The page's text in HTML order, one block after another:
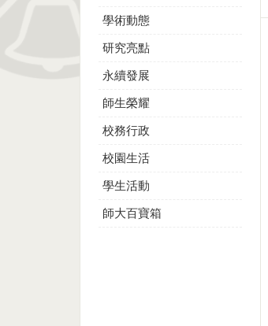
學術動態
研究亮點
永續發展
師生榮耀
校務行政
校園生活
學生活動
師大百寶箱